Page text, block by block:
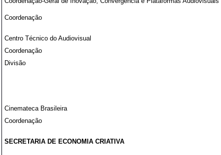
Coordenação
Centro Técnico do Audiovisual
Coordenação
Divisão
Cinemateca Brasileira
Coordenação
SECRETARIA DE ECONOMIA CRIATIVA